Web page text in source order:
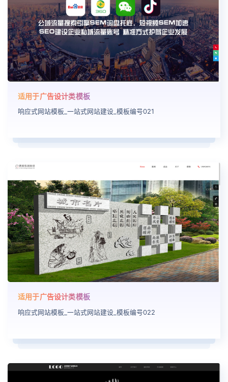
适用于广告设计类模板
响应式网站模板_一站式网站建设_模板编号021
适用于广告设计类模板
响应式网站模板_一站式网站建设_模板编号022